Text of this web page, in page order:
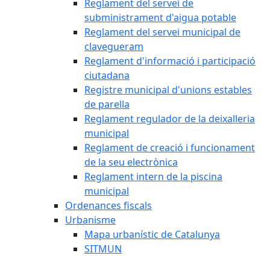
Reglament del servei de
subministrament d'aigua potable
Reglament del servei municipal de
clavegueram
Reglament d'informació i participació
ciutadana
Registre municipal d'unions estables
de parella
Reglament regulador de la deixalleria
municipal
Reglament de creació i funcionament
de la seu electrònica
Reglament intern de la piscina
municipal
Ordenances fiscals
Urbanisme
Mapa urbanístic de Catalunya
SITMUN